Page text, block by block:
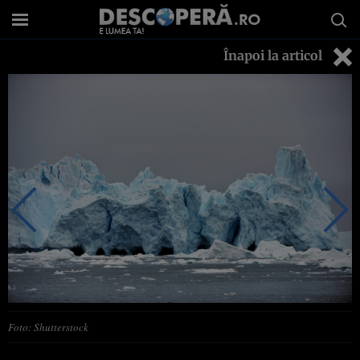
Înapoi la articol
Foto: Shutterstock